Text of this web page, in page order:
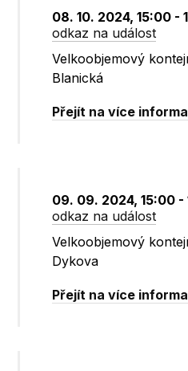
08. 10. 2024, 15:00 -
odkaz na událost
Velkoobjemový
Blanická
Přejít na více
09. 09. 2024, 15:00 -
odkaz na událost
Velkoobjemový
Dykova
Přejít na více